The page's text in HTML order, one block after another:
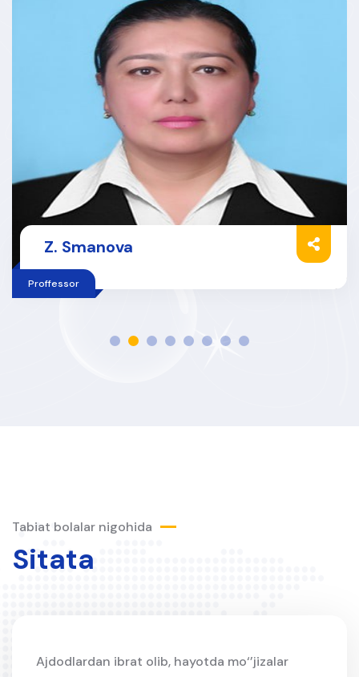
Z. Smanova
Proffessor
Tabiat bolalar nigohida
Sitata
Ajdodlardan ibrat olib, hayotda mo‘’jizalar